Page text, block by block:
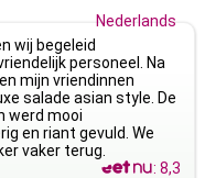
Nederlands
wij begeleid
personeel. Na
mijn vriendinnen
salade asian style. De
werd mooi
en riant gevuld. We
vaker terug.
:8,3